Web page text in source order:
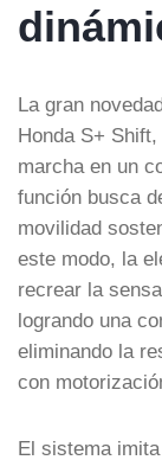
La gran
Honda S+
marcha en un
función busca
movilidad
este modo, la
recrear la
logrando una
eliminando la
con
El sistema